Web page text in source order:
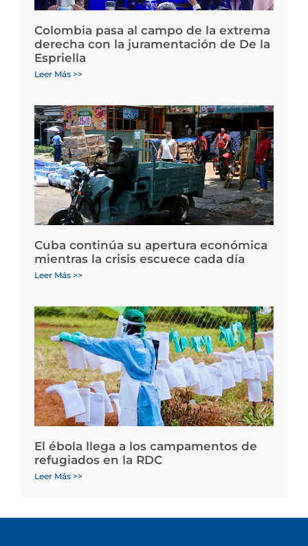
Colombia pasa al campo de la extrema
derecha con la juramentación de De la
Espriella
Leer Más >>
Cuba continúa su apertura económica
mientras la crisis escuece cada día
Leer Más >>
El ébola llega a los campamentos de
refugiados en la RDC
Leer Más >>